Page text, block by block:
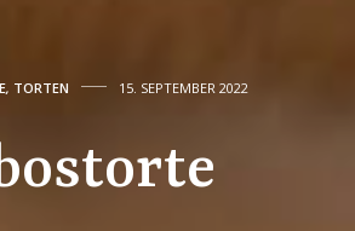
, TORTEN 15. SEPTEMBER 2022